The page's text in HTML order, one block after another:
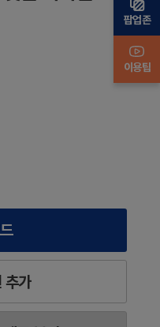
추가
팝업존
이용팁